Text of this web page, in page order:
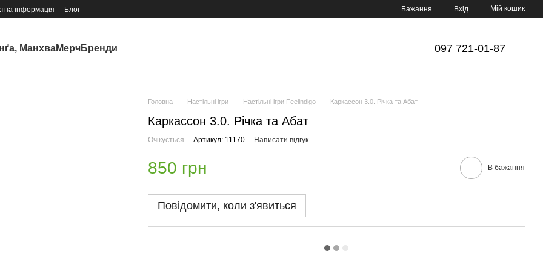
інформація Блог Бажання Вхід Мій кошик
МанхваМерчБренди 097 721-01-87
Головна Настільні ігри Настільні ігри Feelindigo Каркассон 3.0. Річка та Абат
Каркассон 3.0. Річка та Абат
Очікується Артикул: 11170 Написати відгук
850 грн В бажання
Повідомити, коли з'явиться